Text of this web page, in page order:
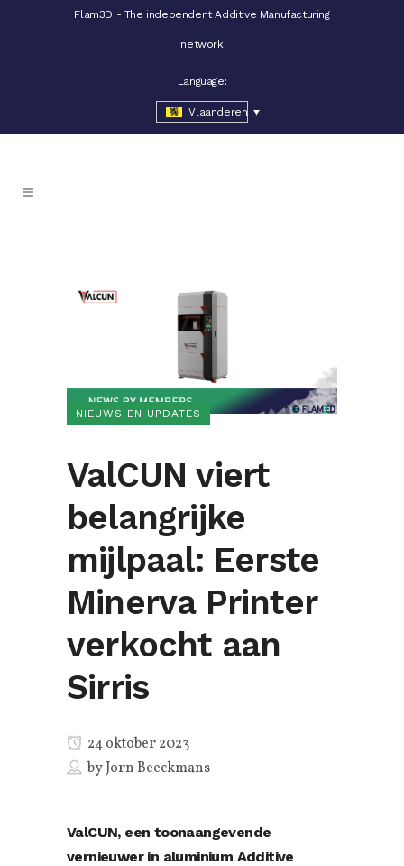
Flam3D - The independent Additive Manufacturing
network
Language:
Vlaanderen
NIEUWS EN UPDATES
ValCUN viert
belangrijke
mijlpaal: Eerste
Minerva Printer
verkocht aan
Sirris
24 oktober 2023
byJorn Beeckmans
ValCUN, een toonaangevende
vernieuwer in aluminium Additive